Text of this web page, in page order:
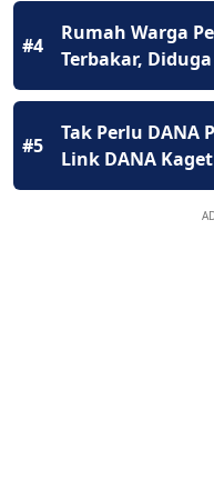
#4
Rumah Warga
Terbakar,
#5
Tak Perlu DANA
Link DANA